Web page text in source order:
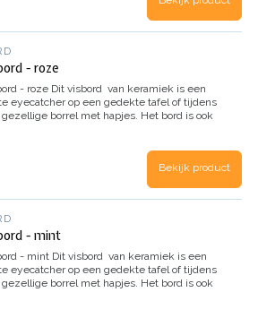
- roze
- roze Dit visbord van keramiek is een
eyecatcher op een gedekte tafel of tijdens
borrel met hapjes. Het bord is ook
Bekijk product
- mint
- mint Dit visbord van keramiek is een
eyecatcher op een gedekte tafel of tijdens
borrel met hapjes. Het bord is ook